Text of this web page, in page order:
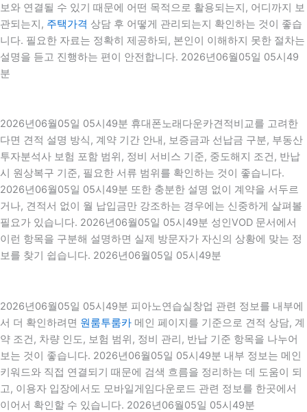
보와 연결될 수 있기 때문에 어떤 목적으로 활용되는지, 어디까지 보
관되는지, 주택가격 상담 후 어떻게 관리되는지 확인하는 것이 좋습
니다. 필요한 자료는 정확히 제공하되, 본인이 이해하지 못한 절차는
설명을 듣고 진행하는 편이 안전합니다. 2026년06월05일 05시49
분
2026년06월05일 05시49분 휴대폰노래다운카견적비교를 고려한
다면 견적 설명 방식, 계약 기간 안내, 보증금과 선납금 구분, 부동산
투자분석사 보험 포함 범위, 정비 서비스 기준, 중도해지 조건, 반납
시 원상복구 기준, 필요한 서류 범위를 확인하는 것이 좋습니다.
2026년06월05일 05시49분 또한 충분한 설명 없이 계약을 서두르
거나, 견적서 없이 월 납입금만 강조하는 경우에는 신중하게 살펴볼
필요가 있습니다. 2026년06월05일 05시49분 성인VOD 문서에서
이런 항목을 구분해 설명하면 실제 방문자가 자신의 상황에 맞는 정
보를 찾기 쉽습니다. 2026년06월05일 05시49분
2026년06월05일 05시49분 피아노연습실창업 관련 정보를 내부에
서 더 확인하려면 원룸투룸카 메인 페이지를 기준으로 견적 상담, 계
약 조건, 차량 인도, 보험 범위, 정비 관리, 반납 기준 항목을 나누어
보는 것이 좋습니다. 2026년06월05일 05시49분 내부 정보는 메인
키워드와 직접 연결되기 때문에 검색 흐름을 정리하는 데 도움이 되
고, 이용자 입장에서도 모바일게임다운로드 관련 정보를 한곳에서
이어서 확인할 수 있습니다. 2026년06월05일 05시49분